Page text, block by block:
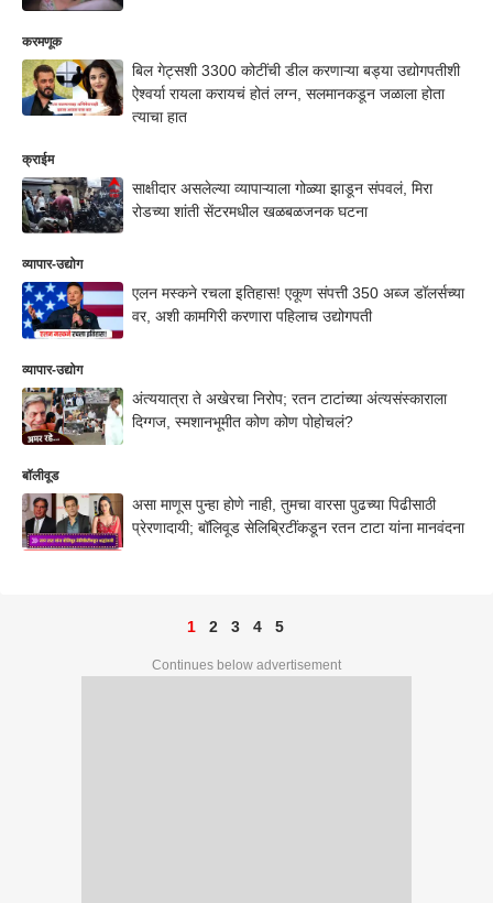
करमणूक
बिल गेट्सशी 3300 कोटींची डील करणाऱ्या बड्या उद्योगपतीशी
ऐश्वर्या रायला करायचं होतं लग्न, सलमानकडून जळाला होता
त्याचा हात
क्राईम
साक्षीदार असलेल्या व्यापाऱ्याला गोळ्या झाडून संपवलं, मिरा
रोडच्या शांती सेंटरमधील खळबळजनक घटना
व्यापार-उद्योग
एलन मस्कने रचला इतिहास! एकूण संपत्ती 350 अब्ज डॉलर्सच्या
वर, अशी कामगिरी करणारा पहिलाच उद्योगपती
व्यापार-उद्योग
अंत्ययात्रा ते अखेरचा निरोप; रतन टाटांच्या अंत्यसंस्काराला
दिग्गज, स्मशानभूमीत कोण कोण पोहोचलं?
बॉलीवूड
असा माणूस पुन्हा होणे नाही, तुमचा वारसा पुढच्या पिढीसाठी
प्रेरणादायी; बॉलिवूड सेलिब्रिटींकडून रतन टाटा यांना मानवंदना
1 2 3 4 5
Continues below advertisement